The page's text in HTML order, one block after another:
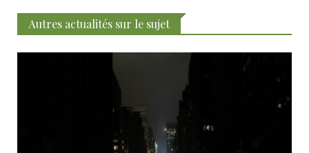
Autres actualités sur le sujet